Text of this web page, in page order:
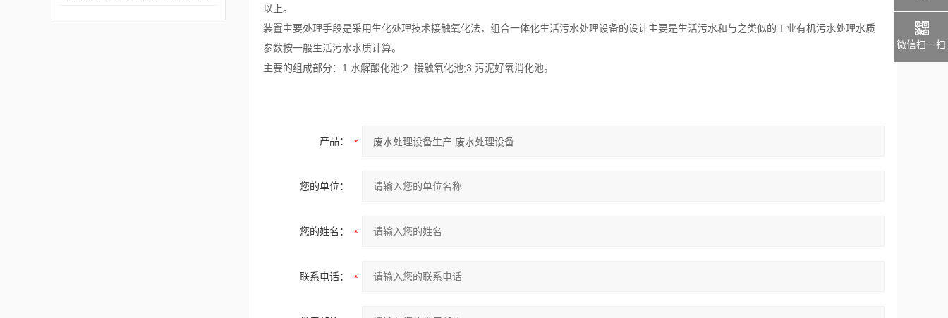
以上。
装置主要处理手段是采用生化处理技术接触氧化法，组合一体化生活污水处理设备的设计主要是生活污水和与之类似的工业有机污水处理水质
参数按一般生活污水水质计算。
主要的组成部分：1.水解酸化池;2. 接触氧化池;3.污泥好氧消化池。
产品：
您的单位：
您的姓名：
联系电话：
微信扫一扫